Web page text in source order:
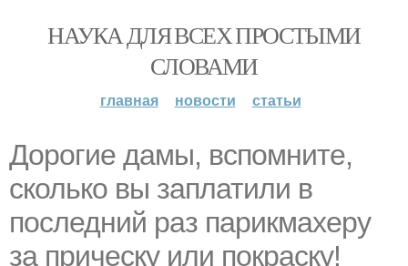
НАУКА ДЛЯ ВСЕХ ПРОСТЫМИ
СЛОВАМИ
главная новости статьи
Дорогие дамы, вспомните,
сколько вы заплатили в
последний раз парикмахеру
за прическу или покраску!